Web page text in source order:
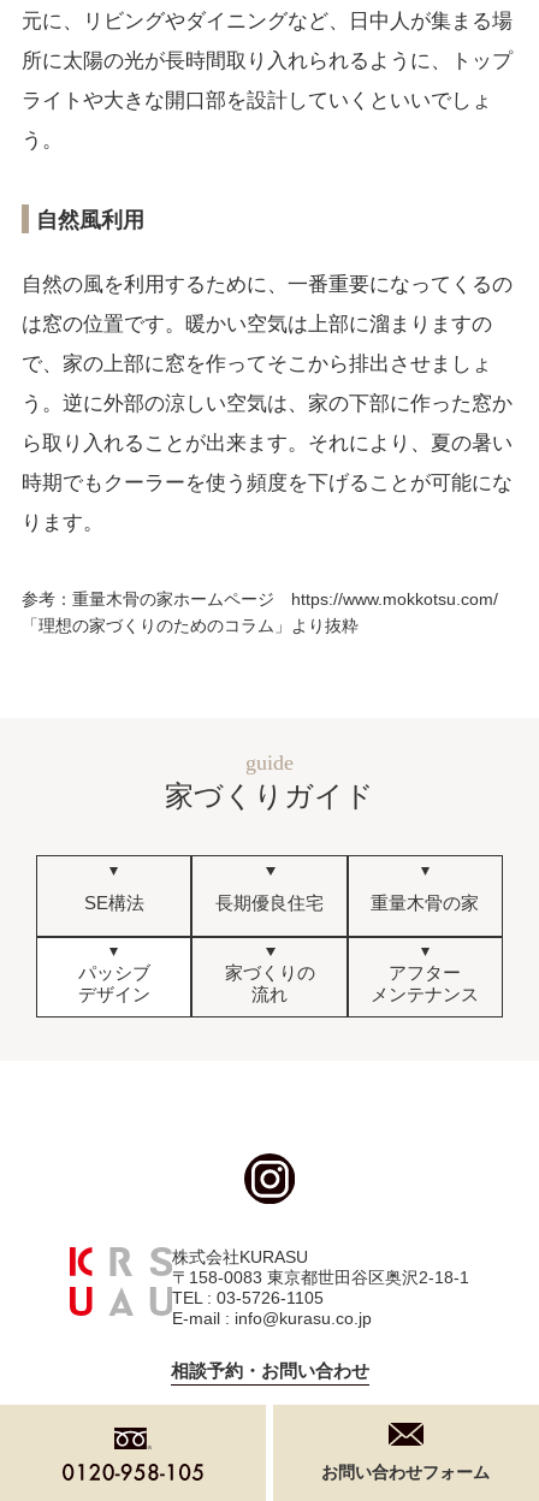
元に、リビングやダイニングなど、日中人が集まる場
所に太陽の光が長時間取り入れられるように、トップ
ライトや大きな開口部を設計していくといいでしょ
う。
自然風利用
自然の風を利用するために、一番重要になってくるの
は窓の位置です。暖かい空気は上部に溜まりますの
で、家の上部に窓を作ってそこから排出させましょ
う。逆に外部の涼しい空気は、家の下部に作った窓か
ら取り入れることが出来ます。それにより、夏の暑い
時期でもクーラーを使う頻度を下げることが可能にな
ります。
参考：重量木骨の家ホームページ https://www.mokkotsu.com/
「理想の家づくりのためのコラム」より抜粋
guide
家づくりガイド
SE構法 長期優良住宅 重量木骨の家
パッシブ
デザイン
家づくりの
流れ
アフター
メンテナンス
お問い合わせフォーム
株式会社KURASU
〒158-0083 東京都世田谷区奥沢2-18-1
TEL : 03-5726-1105
E-mail : info@kurasu.co.jp
相談予約・お問い合わせ